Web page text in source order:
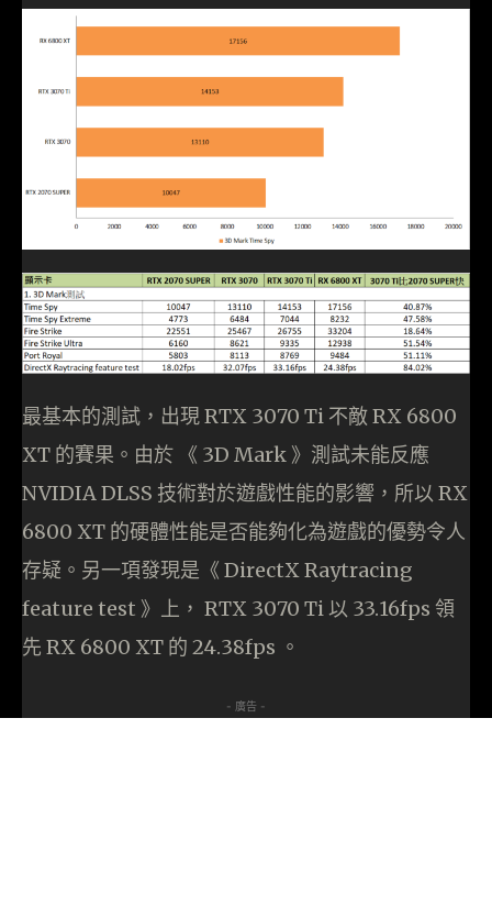
最基本的測試，出現 RTX 3070 Ti 不敵 RX 6800
XT 的賽果。由於 《 3D Mark 》測試未能反應
NVIDIA DLSS 技術對於遊戲性能的影響，所以 RX
6800 XT 的硬體性能是否能夠化為遊戲的優勢令人
存疑。另一項發現是《 DirectX Raytracing
feature test 》上， RTX 3070 Ti 以 33.16fps 領
先 RX 6800 XT 的 24.38fps 。
- 廣告 -